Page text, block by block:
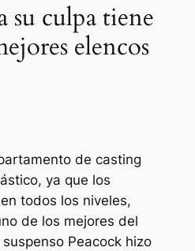
su culpa tiene
elencos
de casting
ya que los
todos los niveles,
de los mejores del
Peacock hizo